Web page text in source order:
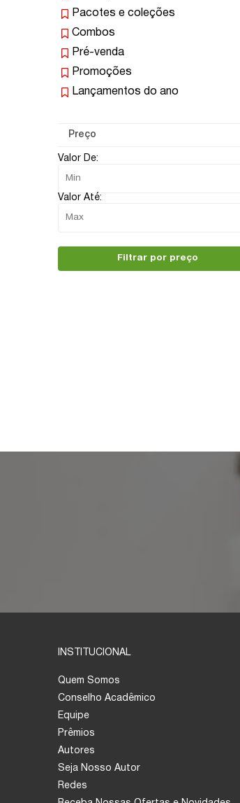
Pacotes e coleções
Combos
Pré-venda
Promoções
Lançamentos do ano
Preço
Valor De:
Valor Até:
Filtrar por preço
INSTITUCIONAL
Quem Somos
Conselho Acadêmico
Equipe
Prêmios
Autores
Seja Nosso Autor
Redes